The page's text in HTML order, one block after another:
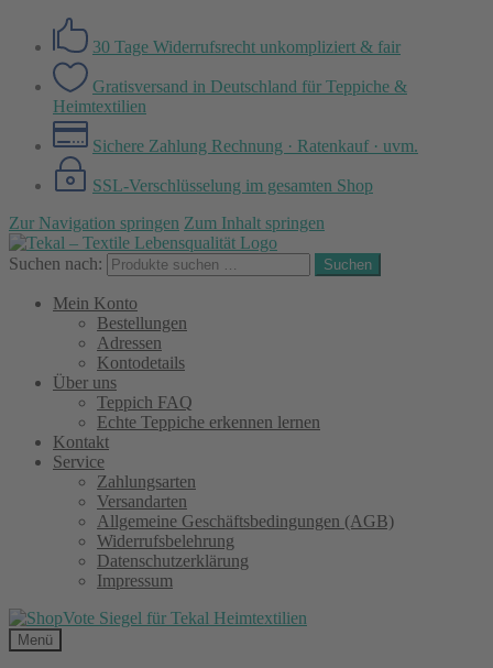
30 Tage Widerrufsrecht unkompliziert & fair
Gratisversand in Deutschland für Teppiche &
Heimtextilien
Sichere Zahlung Rechnung · Ratenkauf · uvm.
SSL-Verschlüsselung im gesamten Shop
Zur Navigation springen Zum Inhalt springen
Suchen nach: Suchen
Mein Konto
Bestellungen
Adressen
Kontodetails
Über uns
Teppich FAQ
Echte Teppiche erkennen lernen
Kontakt
Service
Zahlungsarten
Versandarten
Allgemeine Geschäftsbedingungen (AGB)
Widerrufsbelehrung
Datenschutzerklärung
Impressum
Menü